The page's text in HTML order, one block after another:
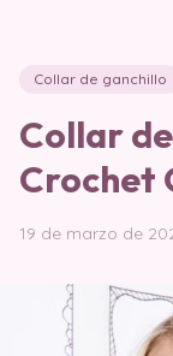
Collar de ganchillo
Collar
Crochet
19 de marzo de